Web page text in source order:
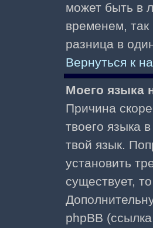
может быть в
временем, так
разница в
Вернуться к
Моего языка
Причина
твоего языка
твой язык.
установить
существует,
phpBB